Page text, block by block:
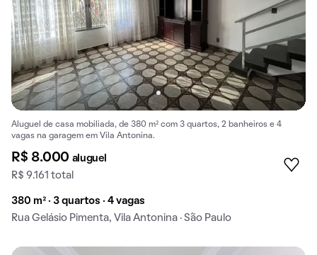
Aluguel de casa mobiliada, de 380 m² com 3 quartos, 2 banheiros e 4
vagas na garagem em Vila Antonina.
R$ 8.000 aluguel
R$ 9.161 total
380 m² · 3 quartos · 4 vagas
Rua Gelásio Pimenta, Vila Antonina · São Paulo